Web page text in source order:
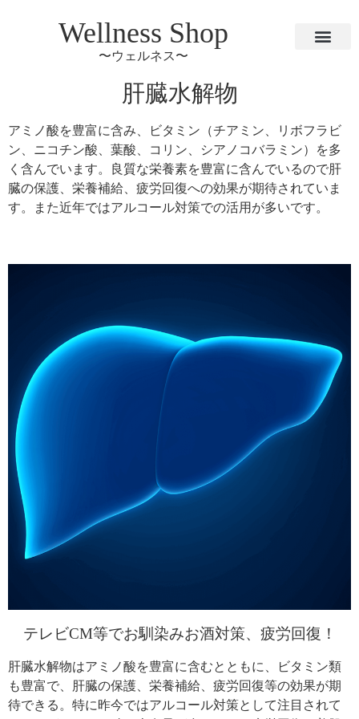
Wellness Shop
〜ウェルネス〜
肝臓水解物
アミノ酸を豊富に含み、ビタミン（チアミン、リボフラビ
ン、ニコチン酸、葉酸、コリン、シアノコバラミン）を多
く含んでいます。良質な栄養素を豊富に含んでいるので肝
臓の保護、栄養補給、疲労回復への効果が期待されていま
す。また近年ではアルコール対策での活用が多いです。
テレビCM等でお馴染みお酒対策、疲労回復！
肝臓水解物はアミノ酸を豊富に含むとともに、ビタミン類
も豊富で、肝臓の保護、栄養補給、疲労回復等の効果が期
待できる。特に昨今ではアルコール対策として注目されて